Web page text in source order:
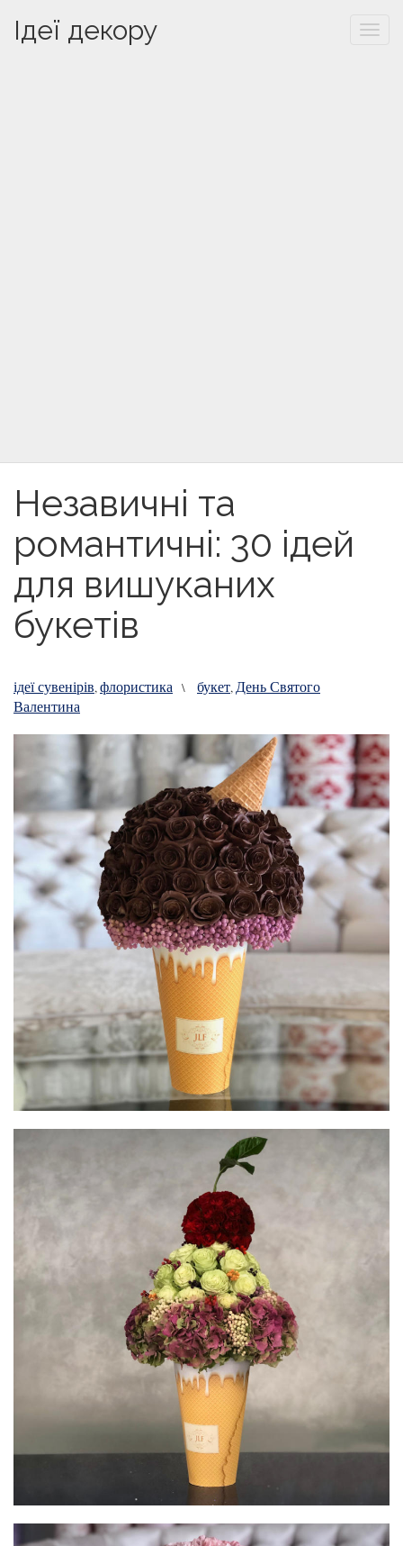
Ідеї декору
Незавичні та
романтичні: 30 ідей
для вишуканих
букетів
ідеї сувенірів,флористика \ букет, День Святого
Валентина